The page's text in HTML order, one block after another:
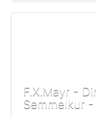
F.X.Mayr -
Semmelkur